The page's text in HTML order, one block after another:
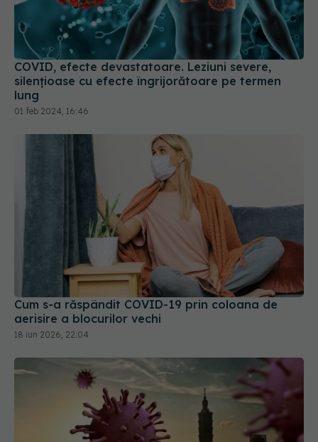
COVID, efecte devastatoare. Leziuni severe,
silențioase cu efecte îngrijorătoare pe termen
lung
01 feb 2024, 16:46
Cum s-a răspândit COVID-19 prin coloana de
aerisire a blocurilor vechi
18 iun 2026, 22:04